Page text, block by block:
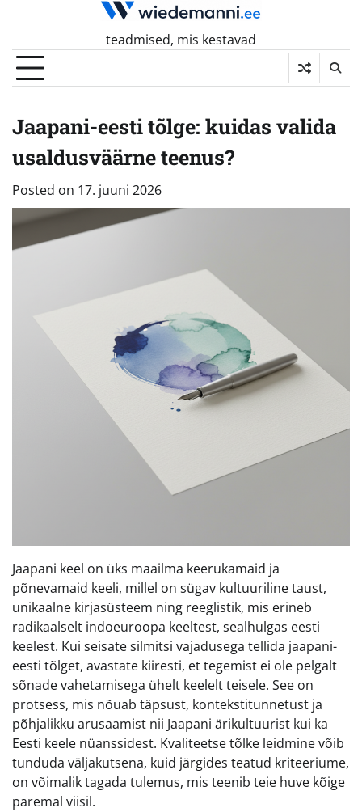
content
teadmised, mis kestavad
Jaapani-eesti tõlge: kuidas valida
usaldusväärne teenus?
Posted on 17. juuni 2026
Jaapani keel on üks maailma keerukamaid ja
põnevamaid keeli, millel on sügav kultuuriline taust,
unikaalne kirjasüsteem ning reeglistik, mis erineb
radikaalselt indoeuroopa keeltest, sealhulgas eesti
keelest. Kui seisate silmitsi vajadusega tellida jaapani-
eesti tõlget, avastate kiiresti, et tegemist ei ole pelgalt
sõnade vahetamisega ühelt keelelt teisele. See on
protsess, mis nõuab täpsust, kontekstitunnetust ja
põhjalikku arusaamist nii Jaapani ärikultuurist kui ka
Eesti keele nüanssidest. Kvaliteetse tõlke leidmine võib
tunduda väljakutsena, kuid järgides teatud kriteeriume,
on võimalik tagada tulemus, mis teenib teie huve kõige
paremal viisil.